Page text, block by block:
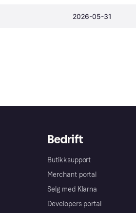
2026-05-31
Bedrift
Butikksupport
Merchant portal
Selg med Klarna
Developers portal